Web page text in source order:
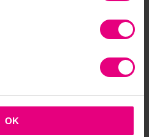
OK
is van veel vertrouwen
formele aspecten dan
voor afstemming van
mate van overlapping van